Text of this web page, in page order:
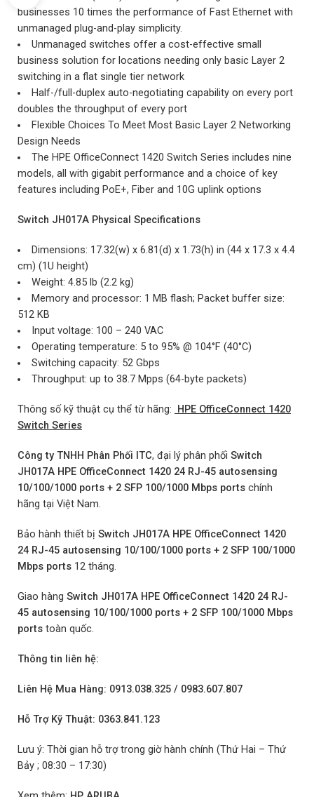
businesses 10 times the performance of Fast Ethernet with
unmanaged plug-and-play simplicity.
Unmanaged switches offer a cost-effective small
business solution for locations needing only basic Layer 2
switching in a flat single tier network
Half-/full-duplex auto-negotiating capability on every port
doubles the throughput of every port
Flexible Choices To Meet Most Basic Layer 2 Networking
Design Needs
The HPE OfficeConnect 1420 Switch Series includes nine
models, all with gigabit performance and a choice of key
features including PoE+, Fiber and 10G uplink options
Switch JH017A Physical Specifications
Dimensions: 17.32(w) x 6.81(d) x 1.73(h) in (44 x 17.3 x 4.4
cm) (1U height)
Weight: 4.85 lb (2.2 kg)
Memory and processor: 1 MB flash; Packet buffer size:
512 KB
Input voltage: 100 – 240 VAC
Operating temperature: 5 to 95% @ 104°F (40°C)
Switching capacity: 52 Gbps
Throughput: up to 38.7 Mpps (64-byte packets)
Thông số kỹ thuật cụ thể từ hãng:
HPE OfficeConnect 1420
Switch Series
Công ty TNHH Phân Phối ITC, đại lý phân phối Switch
JH017A HPE OfficeConnect 1420 24 RJ-45 autosensing
10/100/1000 ports + 2 SFP 100/1000 Mbps ports chính
hãng tại Việt Nam.
Bảo hành thiết bị Switch JH017A HPE OfficeConnect 1420
24 RJ-45 autosensing 10/100/1000 ports + 2 SFP 100/1000
Mbps ports 12 tháng.
Giao hàng Switch JH017A HPE OfficeConnect 1420 24 RJ-
45 autosensing 10/100/1000 ports + 2 SFP 100/1000 Mbps
ports toàn quốc.
Thông tin liên hệ:
Liên Hệ Mua Hàng: 0913.038.325 / 0983.607.807
Hỗ Trợ Kỹ Thuật: 0363.841.123
Lưu ý: Thời gian hỗ trợ trong giờ hành chính (Thứ Hai – Thứ
Bảy ; 08:30 – 17:30)